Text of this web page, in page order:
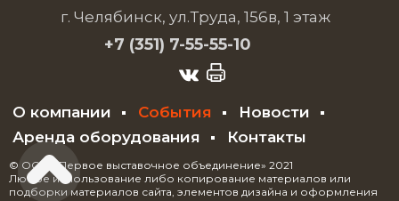
г. Челябинск, ул.Труда, 156в, 1 этаж
+7 (351) 7-55-55-10
О компании События
Новости
Аренда оборудования
Контакты
© ООО «Первое выставочное объединение» 2021
Любое использование либо копирование материалов или
подборки материалов сайта, элементов дизайна и оформления